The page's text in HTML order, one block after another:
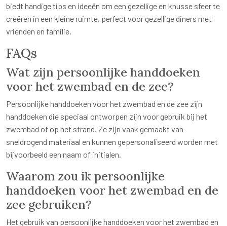
biedt handige tips en ideeën om een gezellige en knusse sfeer te
creëren in een kleine ruimte, perfect voor gezellige diners met
vrienden en familie.
FAQs
Wat zijn persoonlijke handdoeken
voor het zwembad en de zee?
Persoonlijke handdoeken voor het zwembad en de zee zijn
handdoeken die speciaal ontworpen zijn voor gebruik bij het
zwembad of op het strand. Ze zijn vaak gemaakt van
sneldrogend materiaal en kunnen gepersonaliseerd worden met
bijvoorbeeld een naam of initialen.
Waarom zou ik persoonlijke
handdoeken voor het zwembad en de
zee gebruiken?
Het gebruik van persoonlijke handdoeken voor het zwembad en